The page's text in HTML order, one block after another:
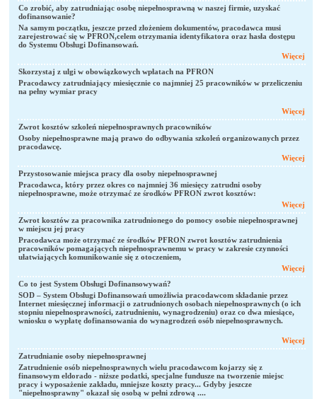
Co zrobić, aby zatrudniając osobę niepełnosprawną w naszej firmie, uzyskać
dofinansowanie?
Na samym początku, jeszcze przed złożeniem dokumentów, pracodawca musi
zarejestrować się w PFRON,celem otrzymania identyfikatora oraz hasła dostępu
do Systemu Obsługi Dofinansowań.
Więcej
Skorzystaj z ulgi w obowiązkowych wpłatach na PFRON
Pracodawcy zatrudniający miesięcznie co najmniej 25 pracowników w przeliczeniu
na pełny wymiar pracy
Więcej
Zwrot kosztów szkoleń niepełnosprawnych pracowników
Osoby niepełnosprawne mają prawo do odbywania szkoleń organizowanych przez
pracodawcę.
Więcej
Przystosowanie miejsca pracy dla osoby niepełnosprawnej
Pracodawca, który przez okres co najmniej 36 miesięcy zatrudni osoby
niepełnosprawne, może otrzymać ze środków PFRON zwrot kosztów:
Więcej
Zwrot kosztów za pracownika zatrudnionego do pomocy osobie niepełnosprawnej
w miejscu jej pracy
Pracodawca może otrzymać ze środków PFRON zwrot kosztów zatrudnienia
pracowników pomagających niepełnosprawnemu w pracy w zakresie czynności
ułatwiających komunikowanie się z otoczeniem,
Więcej
Co to jest System Obsługi Dofinansowywań?
SOD – System Obsługi Dofinansowań umożliwia pracodawcom składanie przez
Internet miesięcznej informacji o zatrudnionych osobach niepełnosprawnych (o ich
stopniu niepełnosprawności, zatrudnieniu, wynagrodzeniu) oraz co dwa miesiące,
wniosku o wypłatę dofinansowania do wynagrodzeń osób niepełnosprawnych.
Więcej
Zatrudnianie osoby niepełnosprawnej
Zatrudnienie osób niepełnosprawnych wielu pracodawcom kojarzy się z
finansowym eldorado - niższe podatki, specjalne fundusze na tworzenie miejsc
pracy i wyposażenie zakładu, mniejsze koszty pracy... Gdyby jeszcze
"niepełnosprawny" okazał się osobą w pełni zdrową ....